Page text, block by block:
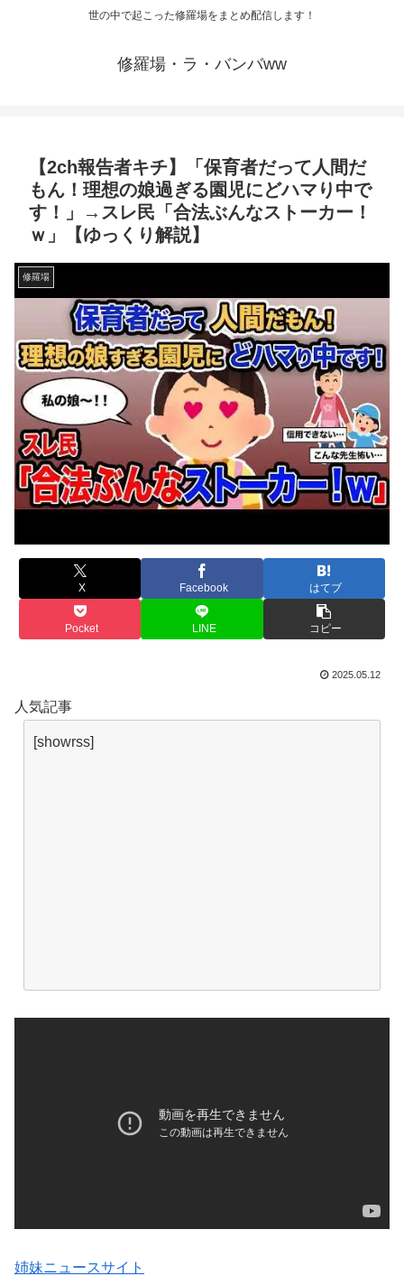
世の中で起こった修羅場をまとめ配信します！
修羅場・ラ・バンバww
【2ch報告者キチ】「保育者だって人間だ
もん！理想の娘過ぎる園児にどハマり中で
す！」→スレ民「合法ぶんなストーカー！
ｗ」【ゆっくり解説】
修羅場
X Facebook はてブ
Pocket LINE コピー
2025.05.12
人気記事
[showrss]
姉妹ニュースサイト